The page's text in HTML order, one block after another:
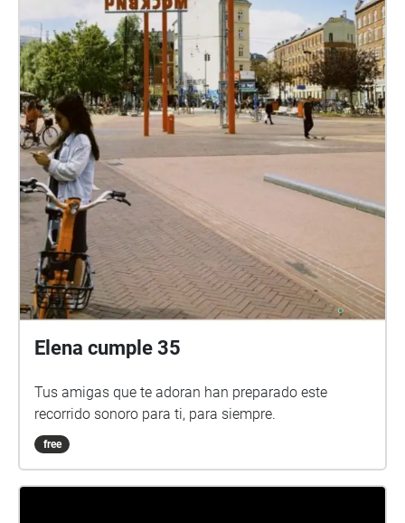
Elena cumple 35
Tus amigas que te adoran han preparado este
recorrido sonoro para ti, para siempre.
free